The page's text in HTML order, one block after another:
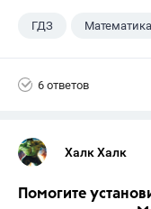
ГДЗ Математика
6 ответов
Халк Халк
Помогите